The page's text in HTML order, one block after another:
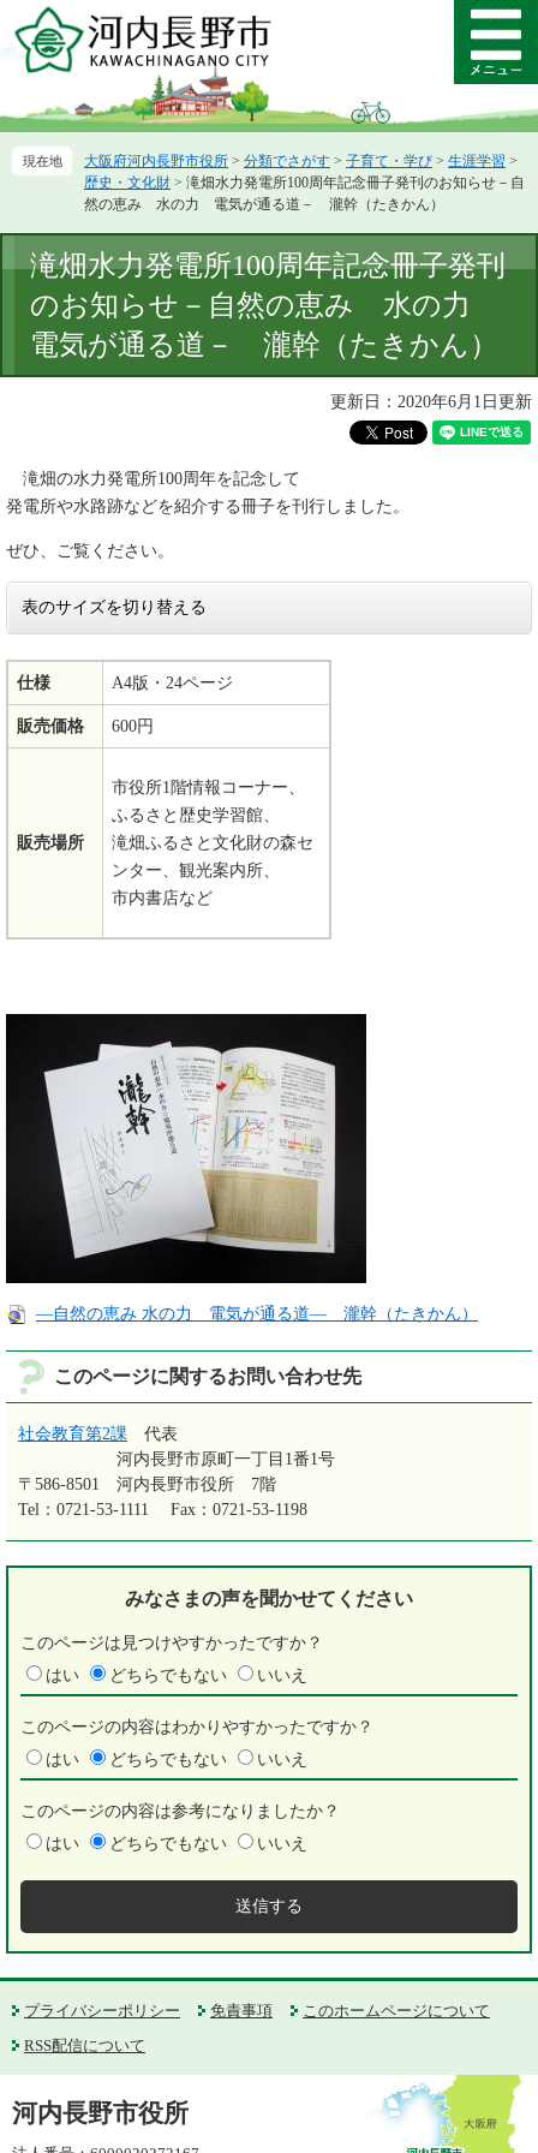
ー
先
ニ
を
本
文
メ
ニ
ー
大阪府河内長野市役所 > 分類でさがす > 子育て・学び > 生涯学習 >
歴史・文化財 > 滝畑水力発電所100周年記念冊子発刊のお知らせ－自
然の恵み 水の力 電気が通る道－ 瀧幹（たきかん）
文
滝畑水力発電所100周年記念冊子発刊
のお知らせ－自然の恵み 水の力
電気が通る道－ 瀧幹（たきかん）
更新日：2020年6月1日更新
滝畑の水力発電所100周年を記念して
発電所や水路跡などを紹介する冊子を刊行しました。
ぜひ、ご覧ください。
表のサイズを切り替える
仕様 A4版・24ページ
販売価格 600円
販売場所
市役所1階情報コーナー、
ふるさと歴史学習館、
滝畑ふるさと文化財の森セ
ンター、観光案内所、
市内書店など
―自然の恵み 水の力 電気が通る道― 瀧幹（たきかん）
このページに関するお問い合わせ先
社会教育第2課 代表
〒586-8501
河内長野市原町一丁目1番1号
河内長野市役所 7階
Tel：0721-53-1111
Fax：0721-53-1198
みなさまの声を聞かせてください
このページは見つけやすかったですか？
はい
どちらでもない いいえ
このページの内容はわかりやすかったですか？
はい
どちらでもない いいえ
このページの内容は参考になりましたか？
はい
どちらでもない いいえ
プライバシーポリシー 免責事項
このホームページについて
RSS配信について
河内長野市役所